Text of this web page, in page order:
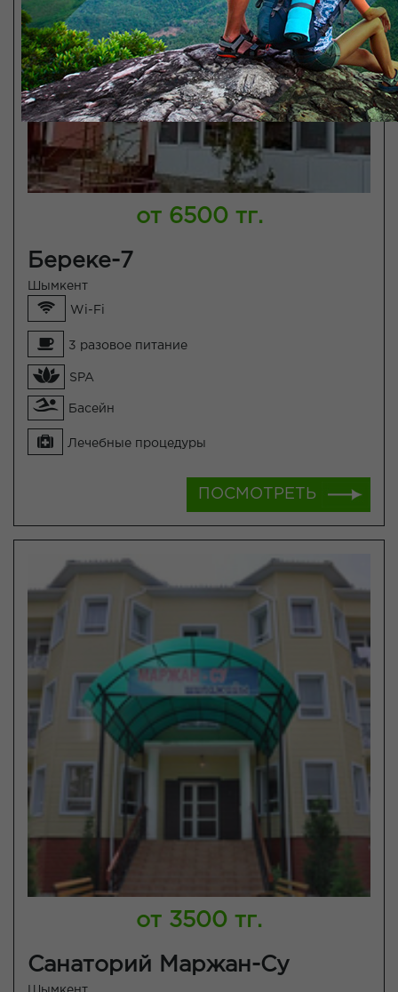
от 6500 тг.
Береке-7
Шымкент
Wi-Fi
3 разовое питание
SPA
Басейн
Лечебные процедуры
ПОСМОТРЕТЬ
от 3500 тг.
Санаторий Маржан-Су